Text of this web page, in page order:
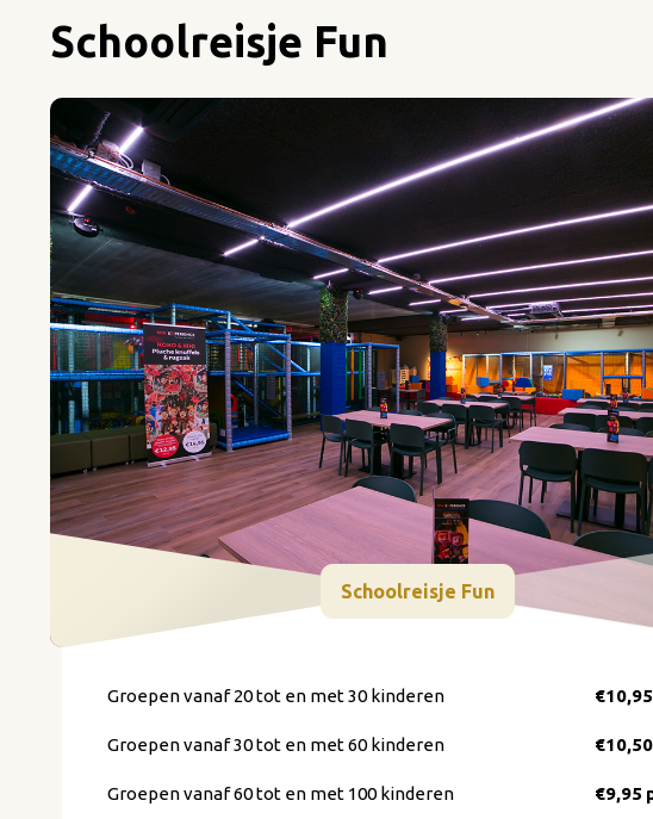
Schoolreisje Fun
Schoolreisje Fun
Groepen vanaf 20 tot en met 30 kinderen
Groepen vanaf 30 tot en met 60 kinderen
Groepen vanaf 60 tot en met 100 kinderen €9,95